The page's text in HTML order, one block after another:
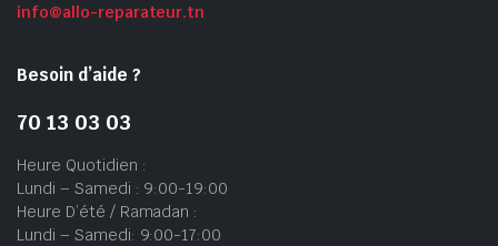
info@allo-reparateur.tn
Besoin d’aide ?
70 13 03 03
Heure Quotidien :
Lundi – Samedi : 9:00-19:00
Heure D’été / Ramadan :
Lundi – Samedi: 9:00-17:00